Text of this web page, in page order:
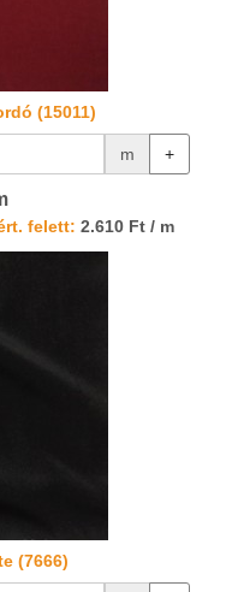
(15011)
m +
felett: 2.610 Ft / m
(7666)